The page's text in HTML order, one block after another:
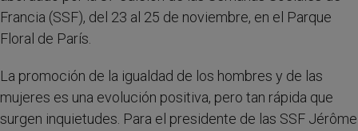
Francia (SSF), del 23 al 25 de noviembre, en el Parque
Floral de París.
La promoción de la igualdad de los hombres y de las
mujeres es una evolución positiva, pero tan rápida que
surgen inquietudes. Para el presidente de las SSF Jérôme